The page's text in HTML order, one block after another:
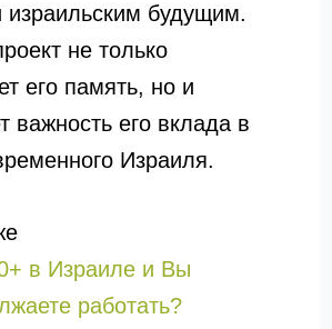
израильским будущим.
не только
его память, но и
важность его вклада в
Израиля.
в Израиле и Вы
работать?